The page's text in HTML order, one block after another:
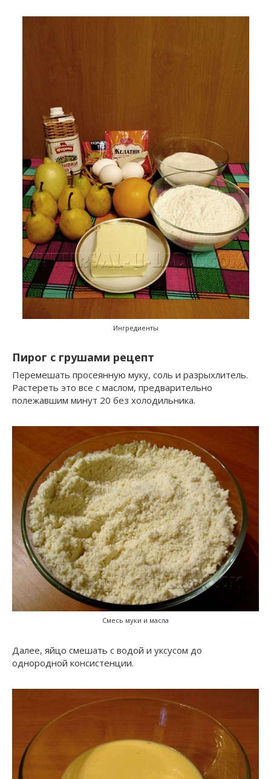
Ингредиенты
Пирог с грушами рецепт
Перемешать просеянную муку, соль и разрыхлитель.
Растереть это все с маслом, предварительно
полежавшим минут 20 без холодильника.
Смесь муки и масла
Далее, яйцо смешать с водой и уксусом до
однородной консистенции.